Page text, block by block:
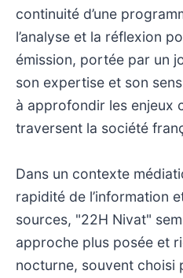
continuité d’une
l’analyse et la réflexion
émission, portée par un
son expertise et son
à approfondir les enjeux
traversent la société
Dans un contexte
rapidité de l’information
sources, "22H Nivat"
approche plus posée et
nocturne, souvent choisi